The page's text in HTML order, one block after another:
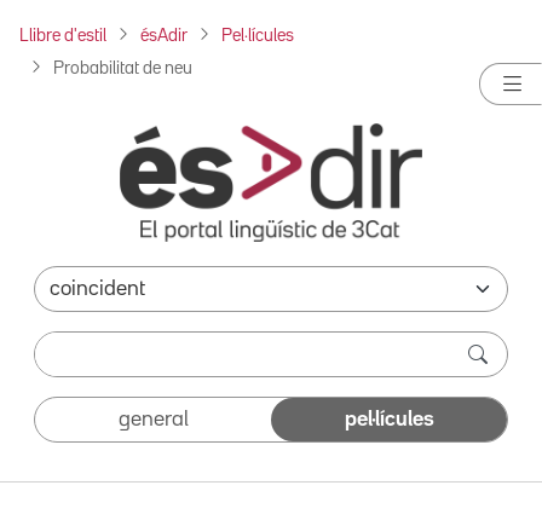
Llibre d'estil ésAdir Pel·lícules
Probabilitat de neu
general pel·lícules